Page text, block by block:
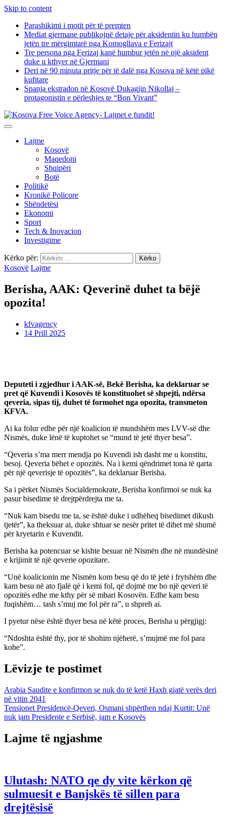
Skip to content
Parashikimi i motit për të premten
Mediat gjermane publikojnë detaje për aksidentin ku humbën
jetën tre mërgimtarë nga Komogllava e Ferizajt
Tre persona nga Ferizaj kanë humbur jetën në një aksident
duke u kthyer në Gjermani
Deri në 90 minuta pritje për të dalë nga Kosova në këtë pikë
kufitare
Spanja ekstradon në Kosovë Dukagjin Nikollaj –
protagonistin e përleshjes te “Bon Vivant”
Lajme
Kosovë
Maqedoni
Shqipëri
Botë
Politikë
Kronikë Policore
Shëndetësi
Ekonomi
Sport
Tech & Inovacion
Investigime
Kërko për:
Kosovë Lajme
Berisha, AAK: Qeverinë duhet ta bëjë
opozita!
kfvagency
14 Prill 2025
Deputeti i zgjedhur i AAK-së, Bekë Berisha, ka deklaruar se
pret që Kuvendi i Kosovës të konstituohet së shpejti, ndërsa
qeveria, sipas tij, duhet të formohet nga opozita, transmeton
KFVA.
Ai ka folur edhe për një koalicion të mundshëm mes LVV-së dhe
Nismës, duke lënë të kuptohet se “mund të jetë thyer besa”.
“Qeveria s’ma merr mendja po Kuvendi ish dasht me u konstitu,
besoj. Qeveria bëhet e opozitës. Na i kemi qëndrimet tona të qarta
për një qeverisje të opozitës”, ka deklaruar Berisha.
Sa i përket Nismës Socialdemokrate, Berisha konfirmoi se nuk ka
pasur bisedime të drejtpërdrejta me ta.
“Nuk kam bisedu me ta, se është duke i udhëheq bisedimet dikush
tjetër”, ka theksuar ai, duke shtuar se nesër pritet të dihet më shumë
për kryetarin e Kuvendit.
Berisha ka potencuar se kishte besuar në Nismën dhe në mundësinë
e krijimit të një qeverie opozitare.
“Unë koalicionin me Nismën kom besu që do të jetë i frytshëm dhe
kam besu në ato fjalë që i kemi fol, që dojmë me bo një qeveri të
opozitës edhe me kthy për së mbari Kosovën. Edhe kam besu
fuqishëm… tash s’muj me fol për ra”, u shpreh ai.
I pyetur nëse është thyer besa në këtë proces, Berisha u përgjigj:
“Ndoshta është thy, por të shohim njëherë, s’mujmë me fol para
kohe”.
Lëvizje te postimet
Arabia Saudite e konfirmon se nuk do të ketë Haxh gjatë verës deri
në vitin 2041
Tensionet Presidencë-Qeveri, Osmani shpërthen ndaj Kurtit: Unë
nuk jam Presidente e Serbisë, jam e Kosovës
Lajme të ngjashme
Ulutash: NATO qe dy vite kërkon që
sulmuesit e Banjskës të sillen para
drejtësisë